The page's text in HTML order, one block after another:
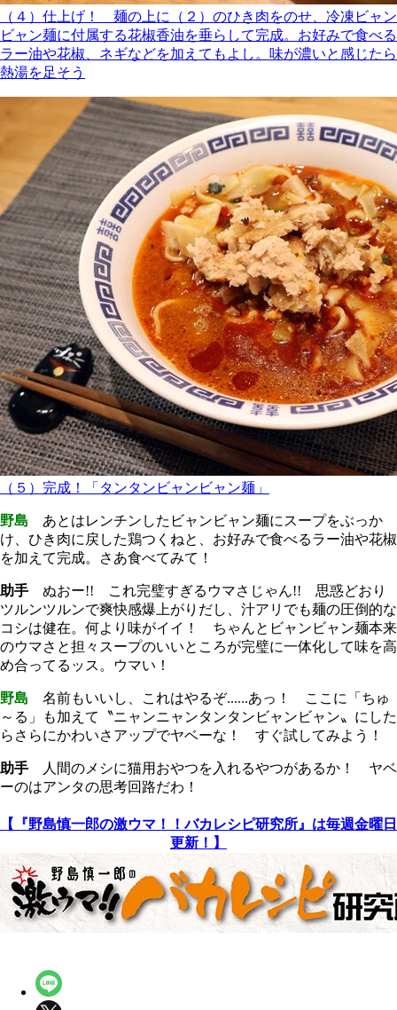
（４）仕上げ！ 麺の上に（２）のひき肉をのせ、冷凍ビャン
ビャン麺に付属する花椒香油を垂らして完成。お好みで食べる
ラー油や花椒、ネギなどを加えてもよし。味が濃いと感じたら
熱湯を足そう
（５）完成！「タンタンビャンビャン麺」
野島 あとはレンチンしたビャンビャン麺にスープをぶっか
け、ひき肉に戻した鶏つくねと、お好みで食べるラー油や花椒
を加えて完成。さあ食べてみて！
助手 ぬおー!! これ完璧すぎるウマさじゃん!! 思惑どおり
ツルンツルンで爽快感爆上がりだし、汁アリでも麺の圧倒的な
コシは健在。何より味がイイ！ ちゃんとビャンビャン麺本来
のウマさと担々スープのいいところが完璧に一体化して味を高
め合ってるッス。ウマい！
野島 名前もいいし、これはやるぞ......あっ！ ここに「ちゅ
～る」も加えて〝ニャンニャンタンタンビャンビャン〟にした
らさらにかわいさアップでヤベーな！ すぐ試してみよう！
助手 人間のメシに猫用おやつを入れるやつがあるか！ ヤベ
ーのはアンタの思考回路だわ！
【『野島慎一郎の激ウマ！！バカレシピ研究所』は毎週金曜日
更新！】